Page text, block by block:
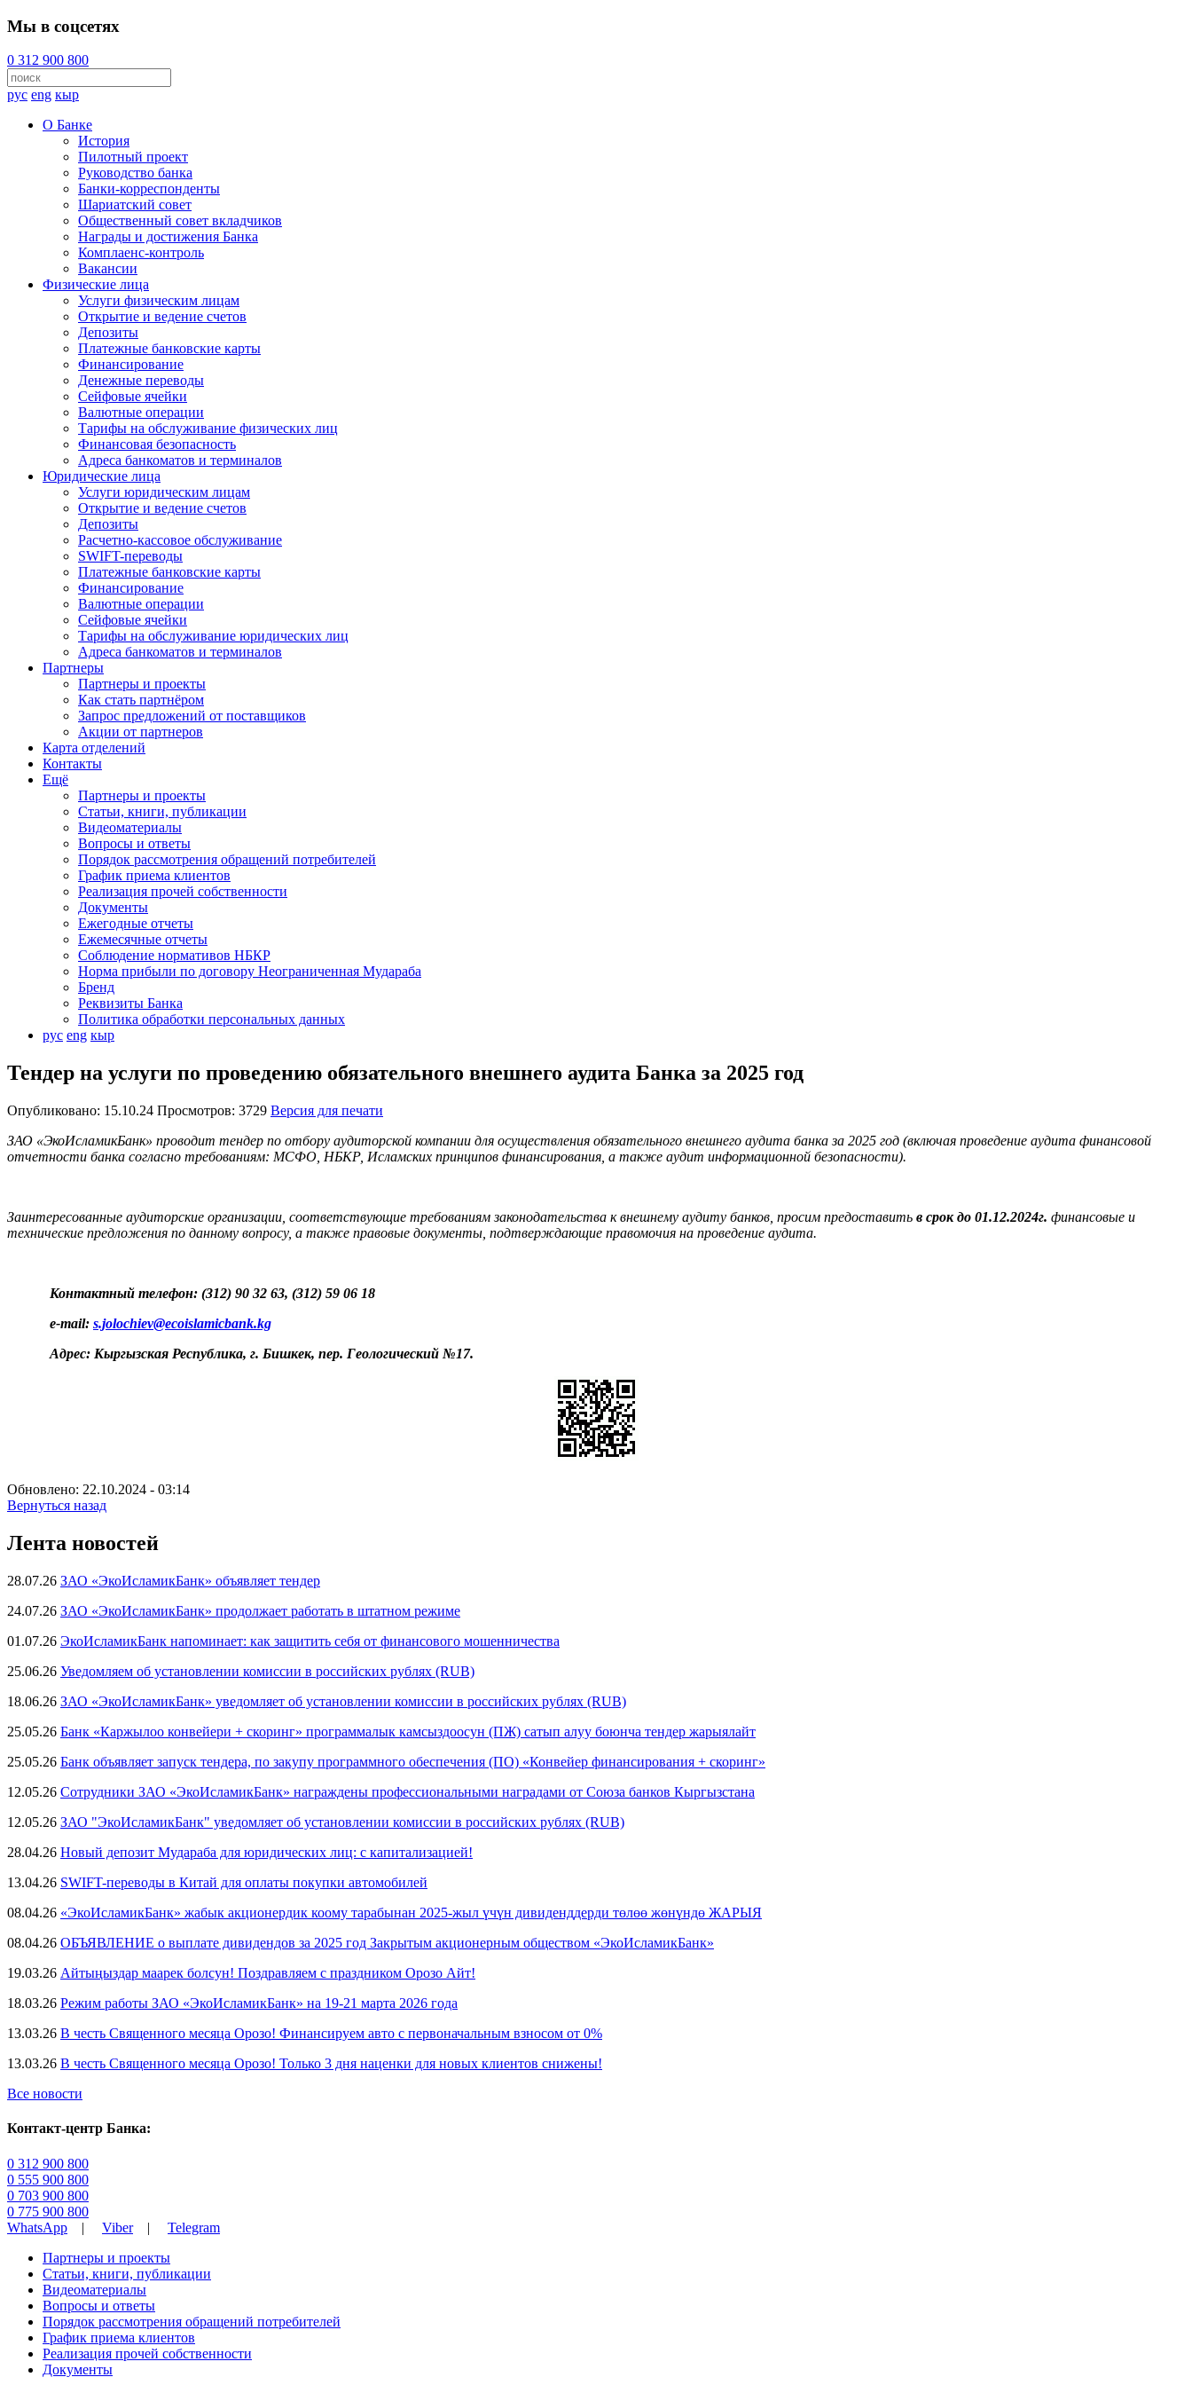
Мы в соцсетях
0 312 900 800
рус eng кыр
О Банке
История
Пилотный проект
Руководство банка
Банки-корреспонденты
Шариатский совет
Общественный совет вкладчиков
Награды и достижения Банка
Комплаенс-контроль
Вакансии
Физические лица
Услуги физическим лицам
Открытие и ведение счетов
Депозиты
Платежные банковские карты
Финансирование
Денежные переводы
Сейфовые ячейки
Валютные операции
Тарифы на обслуживание физических лиц
Финансовая безопасность
Адреса банкоматов и терминалов
Юридические лица
Услуги юридическим лицам
Открытие и ведение счетов
Депозиты
Расчетно-кассовое обслуживание
SWIFT-переводы
Платежные банковские карты
Финансирование
Валютные операции
Сейфовые ячейки
Тарифы на обслуживание юридических лиц
Адреса банкоматов и терминалов
Партнеры
Партнеры и проекты
Как стать партнёром
Запрос предложений от поставщиков
Акции от партнеров
Карта отделений
Контакты
Ещё
Партнеры и проекты
Статьи, книги, публикации
Видеоматериалы
Вопросы и ответы
Порядок рассмотрения обращений потребителей
График приема клиентов
Реализация прочей собственности
Документы
Ежегодные отчеты
Ежемесячные отчеты
Соблюдение нормативов НБКР
Норма прибыли по договору Неограниченная Мудараба
Бренд
Реквизиты Банка
Политика обработки персональных данных
рус eng кыр
Тендер на услуги по проведению обязательного внешнего аудита Банка за 2025 год
Опубликовано: 15.10.24 Просмотров: 3729 Версия для печати
ЗАО «ЭкоИсламикБанк» проводит тендер по отбору аудиторской компании для осуществления обязательного внешнего аудита банка за 2025 год (включая проведение аудита финансовой
отчетности банка согласно требованиям: МСФО, НБКР, Исламских принципов финансирования, а также аудит информационной безопасности).
Заинтересованные аудиторские организации, соответствующие требованиям законодательства к внешнему аудиту банков, просим предоставить в срок до 01.12.2024г. финансовые и
технические предложения по данному вопросу, а также правовые документы, подтверждающие правомочия на проведение аудита.
Контактный телефон: (312) 90 32 63, (312) 59 06 18
e-mail: s.jolochiev@ecoislamicbank.kg
Адрес: Кыргызская Республика, г. Бишкек, пер. Геологический №17.
Обновлено: 22.10.2024 - 03:14
Вернуться назад
Лента новостей
28.07.26 ЗАО «ЭкоИсламикБанк» объявляет тендер
24.07.26 ЗАО «ЭкоИсламикБанк» продолжает работать в штатном режиме
01.07.26 ЭкоИсламикБанк напоминает: как защитить себя от финансового мошенничества
25.06.26 Уведомляем об установлении комиссии в российских рублях (RUB)
18.06.26 ЗАО «ЭкоИсламикБанк» уведомляет об установлении комиссии в российских рублях (RUB)
25.05.26 Банк «Каржылоо конвейери + скоринг» программалык камсыздоосун (ПЖ) сатып алуу боюнча тендер жарыялайт
25.05.26 Банк объявляет запуск тендера, по закупу программного обеспечения (ПО) «Конвейер финансирования + скоринг»
12.05.26 Сотрудники ЗАО «ЭкоИсламикБанк» награждены профессиональными наградами от Союза банков Кыргызстана
12.05.26 ЗАО "ЭкоИсламикБанк" уведомляет об установлении комиссии в российских рублях (RUB)
28.04.26 Новый депозит Мудараба для юридических лиц: с капитализацией!
13.04.26 SWIFT-переводы в Китай для оплаты покупки автомобилей
08.04.26 «ЭкоИсламикБанк» жабык акционердик коому тарабынан 2025-жыл үчүн дивиденддерди төлөө жөнүндө ЖАРЫЯ
08.04.26 ОБЪЯВЛЕНИЕ о выплате дивидендов за 2025 год Закрытым акционерным обществом «ЭкоИсламикБанк»
19.03.26 Айтыңыздар маарек болсун! Поздравляем с праздником Орозо Айт!
18.03.26 Режим работы ЗАО «ЭкоИсламикБанк» на 19-21 марта 2026 года
13.03.26 В честь Священного месяца Орозо! Финансируем авто с первоначальным взносом от 0%
13.03.26 В честь Священного месяца Орозо! Только 3 дня наценки для новых клиентов снижены!
Все новости
Контакт-центр Банка:
0 312 900 800
0 555 900 800
0 703 900 800
0 775 900 800
WhatsApp | Viber| Telegram
Партнеры и проекты
Статьи, книги, публикации
Видеоматериалы
Вопросы и ответы
Порядок рассмотрения обращений потребителей
График приема клиентов
Реализация прочей собственности
Документы